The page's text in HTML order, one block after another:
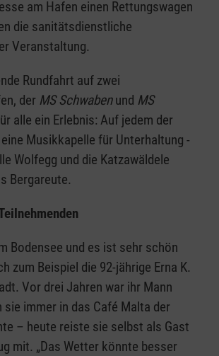
am Hafen einen Rettungswagen
die sanitätsdienstliche
Veranstaltung.
Rundfahrt auf zwei
der MS Schwabenund MS
alle ein Erlebnis: Auf jedem der
Musikkapelle für Unterhaltung -
Wolfegg und die Katzawäldele
Bergareute.
Bodensee und es ist sehr schön
zum Beispiel die 92-jährige Erna K.
Vor drei Jahren war ihr Mann
sie immer in das Café Malta der
– heute reiste sie selbst als Gast
mit. „Das Wetter könnte besser